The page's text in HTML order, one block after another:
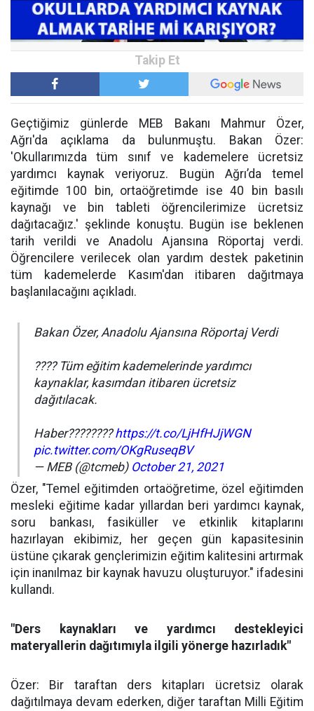
Geçtiğimiz günlerde MEB Bakanı Mahmur Özer,
Ağrı'da açıklama da bulunmuştu. Bakan Özer:
'Okullarımızda tüm sınıf ve kademelere ücretsiz
yardımcı kaynak veriyoruz. Bugün Ağrı’da temel
eğitimde 100 bin, ortaöğretimde ise 40 bin basılı
kaynağı ve bin tableti öğrencilerimize ücretsiz
dağıtacağız.' şeklinde konuştu. Bugün ise beklenen
tarih verildi ve Anadolu Ajansına Röportaj verdi.
Öğrencilere verilecek olan yardım destek paketinin
tüm kademelerde Kasım'dan itibaren dağıtmaya
başlanılacağını açıkladı.
Bakan Özer, Anadolu Ajansına Röportaj Verdi
???? Tüm eğitim kademelerinde yardımcı
kaynaklar, kasımdan itibaren ücretsiz
dağıtılacak.
Haber????????https://t.co/LjHfHJjWGN
pic.twitter.com/OKgRuseqBV
— MEB (@tcmeb) October 21, 2021
Özer, "Temel eğitimden ortaöğretime, özel eğitimden
mesleki eğitime kadar yıllardan beri yardımcı kaynak,
soru bankası, fasiküller ve etkinlik kitaplarını
hazırlayan ekibimiz, her geçen gün kapasitesinin
üstüne çıkarak gençlerimizin eğitim kalitesini artırmak
için inanılmaz bir kaynak havuzu oluşturuyor." ifadesini
kullandı.
"Ders kaynakları ve yardımcı destekleyici
materyallerin dağıtımıyla ilgili yönerge hazırladık"
Özer: Bir taraftan ders kitapları ücretsiz olarak
dağıtılmaya devam ederken, diğer taraftan Milli Eğitim